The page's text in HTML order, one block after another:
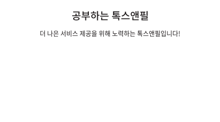
공부하는 톡스앤필
더 나은 서비스 제공을 위해 노력하는 톡스앤필입니다!